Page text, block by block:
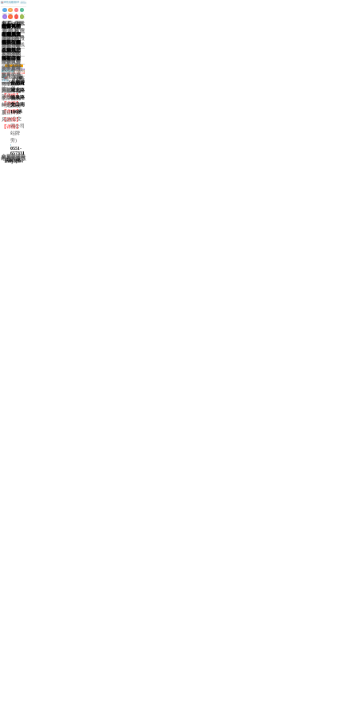
网
站
首
页
医
院
动
态
白
癜
风
症
状
在
线
挂
号
医
师
团
队
白
斑
治
疗
白
癜
风
病
因
来
院
路
线
主页>
颈部白癜风>
颈部得了白癜风的危害有哪些?
颈部得了
白癜风的
危害有哪
些? 白癜
风虽给人
们不会带
来疼痒感
觉，但是
他一般...
【详情】
导致颈部白癜风复发的原因有哪些？
导致颈部
白癜风复
发的原因
有哪些？
颈部是白
癜风的高
发部位，
同时这个
部位...
【详情】
颈部白癜风典型的症状有哪些
颈部白癜
风典型的
症状有哪
些？其实
很多人只
知晓白癜
风是一种
皮肤病，
却不知...
【详情】
阜阳颈部白癜风怎么治疗
阜阳颈部
白癜风怎
么治疗?颈
部皮肤是
很脆弱，
如果出现
了白癜风
一定不要
盲目...
【详情】
颈部白癜风有哪些特征
颈部白癜
风有哪些
特征?大家
对于白癜
风都不陌
生，随着
时间的发
展，白癜
风的...
【详情】
共1页5
条记录
白癜风能治好吗
身上出现小白点是怎么回事
治疗白癜风要花多少钱 白癜风的遗传几率有多大
308激光能治好白癜风吗门诊
(节假日无休息)
8:00~18:00
合肥蒙
城北路
临泉路
交口南
100米
(公交
四公司
站牌
旁)
0551-
65733120
合肥华研白癜风防治所附属中西医结合医院 版权所有
皖ICP备16015894号-1